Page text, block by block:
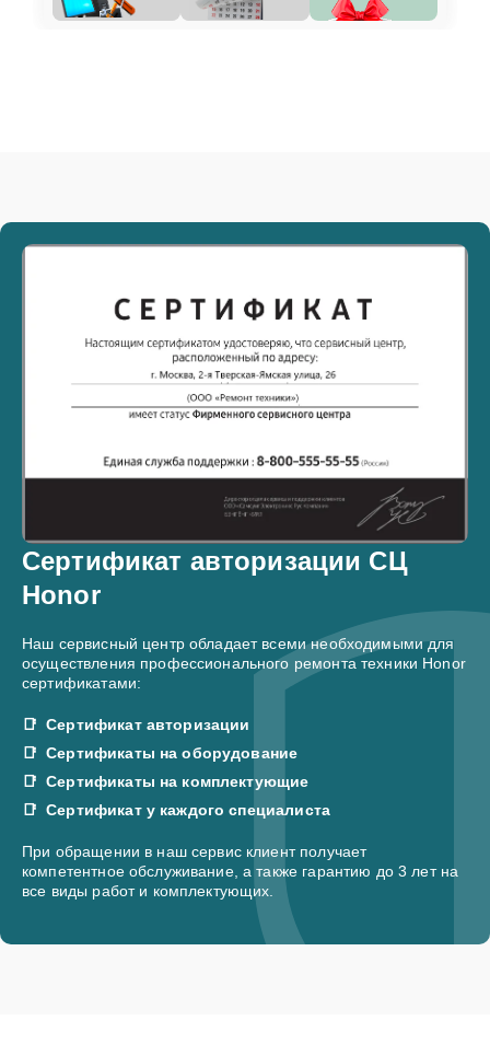
Сертификат авторизации СЦ
Honor
Наш сервисный центр обладает всеми необходимыми для
осуществления профессионального ремонта техники Honor
сертификатами:
Сертификат авторизации
Сертификаты на оборудование
Сертификаты на комплектующие
Сертификат у каждого специалиста
При обращении в наш сервис клиент получает
компетентное обслуживание, а также гарантию до 3 лет на
все виды работ и комплектующих.